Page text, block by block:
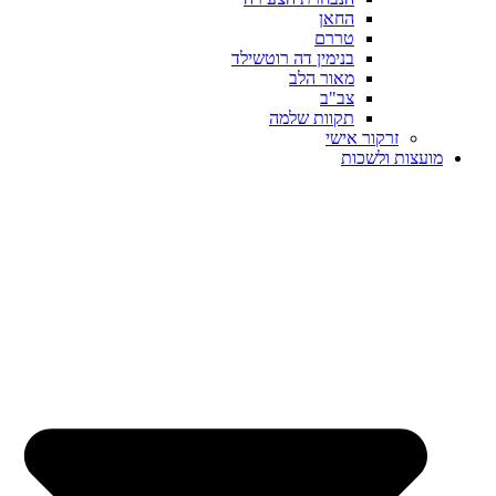
החאן
טררם
בנימין דה רוטשילד
מאור הלב
צב"ב
תקוות שלמה
זרקור אישי
מועצות ולשכות